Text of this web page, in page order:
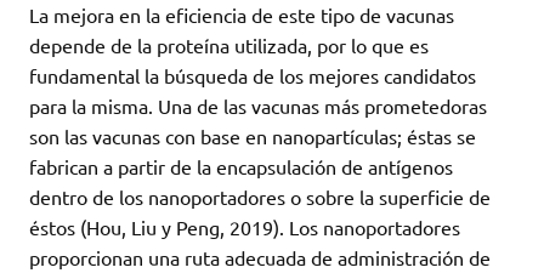
La mejora en la eficiencia de este tipo de vacunas
depende de la proteína utilizada, por lo que es
fundamental la búsqueda de los mejores candidatos
para la misma. Una de las vacunas más prometedoras
son las vacunas con base en nanopartículas; éstas se
fabrican a partir de la encapsulación de antígenos
dentro de los nanoportadores o sobre la superficie de
éstos (Hou, Liu y Peng, 2019). Los nanoportadores
proporcionan una ruta adecuada de administración de